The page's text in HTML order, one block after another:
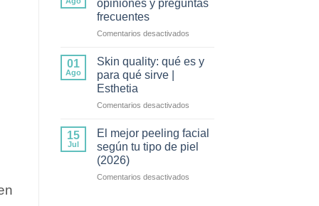
opiniones y preguntas
frecuentes
Comentarios desactivados
01
Ago
Skin quality: qué es y
para qué sirve |
Esthetia
Comentarios desactivados
15
Jul
El mejor peeling facial
según tu tipo de piel
(2026)
Comentarios desactivados